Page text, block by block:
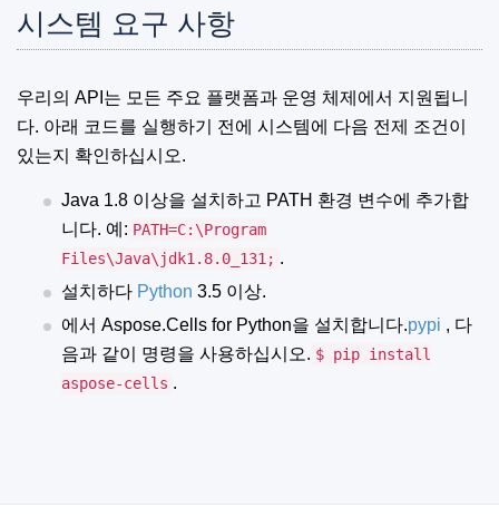
시스템 요구 사항
우리의 API는 모든 주요 플랫폼과 운영 체제에서 지원됩니
다. 아래 코드를 실행하기 전에 시스템에 다음 전제 조건이
있는지 확인하십시오.
Java 1.8 이상을 설치하고 PATH 환경 변수에 추가합
니다. 예: PATH=C:\Program
Files\Java\jdk1.8.0_131; .
설치하다 Python 3.5 이상.
에서 Aspose.Cells for Python을 설치합니다.pypi , 다
음과 같이 명령을 사용하십시오. $ pip install
aspose-cells .